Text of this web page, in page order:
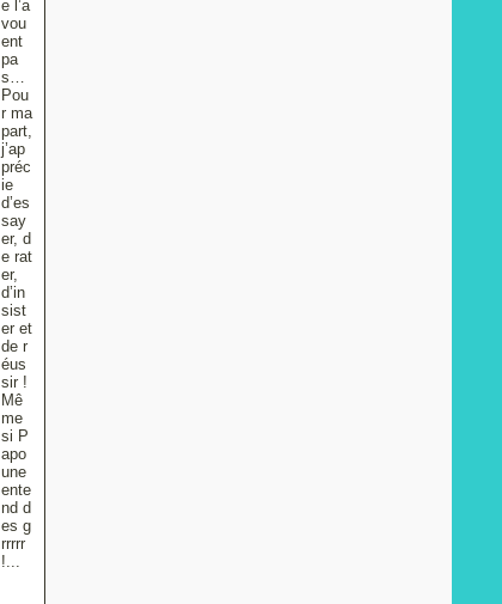
e l’a
vou
ent
pa
s…
Pou
r ma
part,
j’ap
préc
ie
d’es
say
er, d
e rat
er,
d’in
sist
er et
de r
éus
sir !
Mê
me
si P
apo
une
ente
nd d
es g
rrrrr
!...